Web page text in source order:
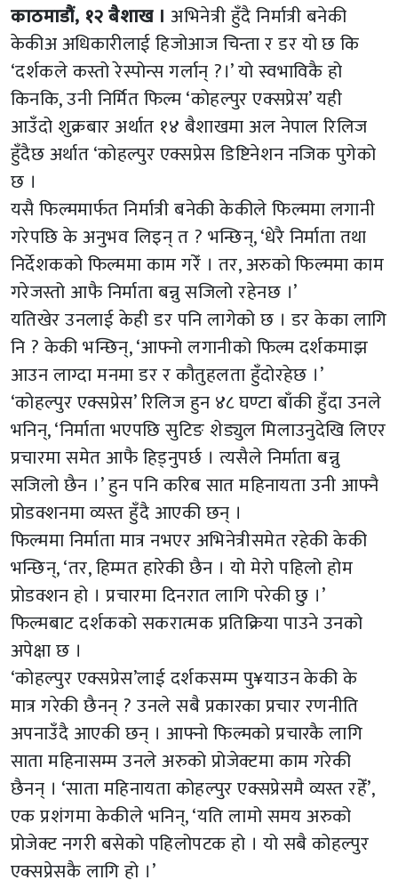
काठमाडौं, १२ बैशाख । अभिनेत्री हुँदै निर्मात्री बनेकी
केकीअ अधिकारीलाई हिजोआज चिन्ता र डर यो छ कि
‘दर्शकले कस्तो रेस्पोन्स गर्लान् ?।’ यो स्वभाविकै हो
किनकि, उनी निर्मित फिल्म ‘कोहल्पुर एक्सप्रेस’ यही
आउँदो शुक्रबार अर्थात १४ बैशाखमा अल नेपाल रिलिज
हुँदैछ अर्थात ‘कोहल्पुर एक्सप्रेस डिष्टिनेशन नजिक पुगेको
छ ।
यसै फिल्ममार्फत निर्मात्री बनेकी केकीले फिल्ममा लगानी
गरेपछि के अनुभव लिइन् त ? भन्छिन्, ‘धेरै निर्माता तथा
निर्देशकको फिल्ममा काम गरेँ । तर, अरुको फिल्ममा काम
गरेजस्तो आफै निर्माता बन्नु सजिलो रहेनछ ।’
यतिखेर उनलाई केही डर पनि लागेको छ । डर केका लागि
नि ? केकी भन्छिन्, ‘आफ्नो लगानीको फिल्म दर्शकमाझ
आउन लाग्दा मनमा डर र कौतुहलता हुँदोरहेछ ।’
‘कोहल्पुर एक्सप्रेस’ रिलिज हुन ४८ घण्टा बाँकी हुँदा उनले
भनिन्, ‘निर्माता भएपछि सुटिङ शेड्युल मिलाउनुदेखि लिएर
प्रचारमा समेत आफै हिड्नुपर्छ । त्यसैले निर्माता बन्नु
सजिलो छैन ।’ हुन पनि करिब सात महिनायता उनी आफ्नै
प्रोडक्शनमा व्यस्त हुँदै आएकी छन् ।
फिल्ममा निर्माता मात्र नभएर अभिनेत्रीसमेत रहेकी केकी
भन्छिन्, ‘तर, हिम्मत हारेकी छैन । यो मेरो पहिलो होम
प्रोडक्शन हो । प्रचारमा दिनरात लागि परेकी छु ।’
फिल्मबाट दर्शकको सकरात्मक प्रतिक्रिया पाउने उनको
अपेक्षा छ ।
‘कोहल्पुर एक्सप्रेस’लाई दर्शकसम्म पु¥याउन केकी के
मात्र गरेकी छैनन् ? उनले सबै प्रकारका प्रचार रणनीति
अपनाउँदै आएकी छन् । आफ्नो फिल्मको प्रचारकै लागि
साता महिनासम्म उनले अरुको प्रोजेक्टमा काम गरेकी
छैनन् । ‘साता महिनायता कोहल्पुर एक्सप्रेसमै व्यस्त रहेँ’,
एक प्रशंगमा केकीले भनिन्, ‘यति लामो समय अरुको
प्रोजेक्ट नगरी बसेको पहिलोपटक हो । यो सबै कोहल्पुर
एक्सप्रेसकै लागि हो ।’